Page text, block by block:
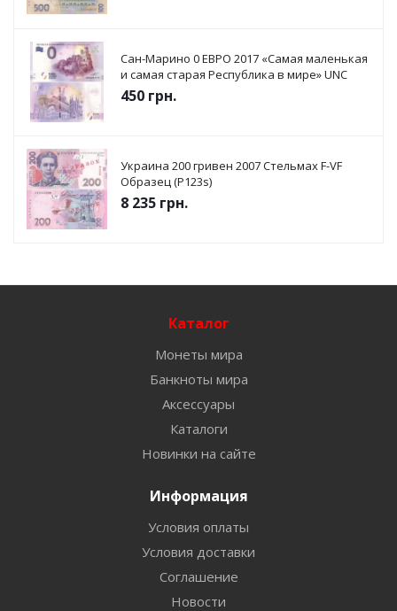
Сан-Марино 0 ЕВРО 2017 «Самая маленькая
и самая старая Республика в мире» UNC
450 грн.
Украина 200 гривен 2007 Стельмах F-VF
Образец (P123s)
8 235 грн.
Каталог
Монеты мира
Банкноты мира
Аксессуары
Каталоги
Новинки на сайте
Информация
Условия оплаты
Условия доставки
Соглашение
Новости